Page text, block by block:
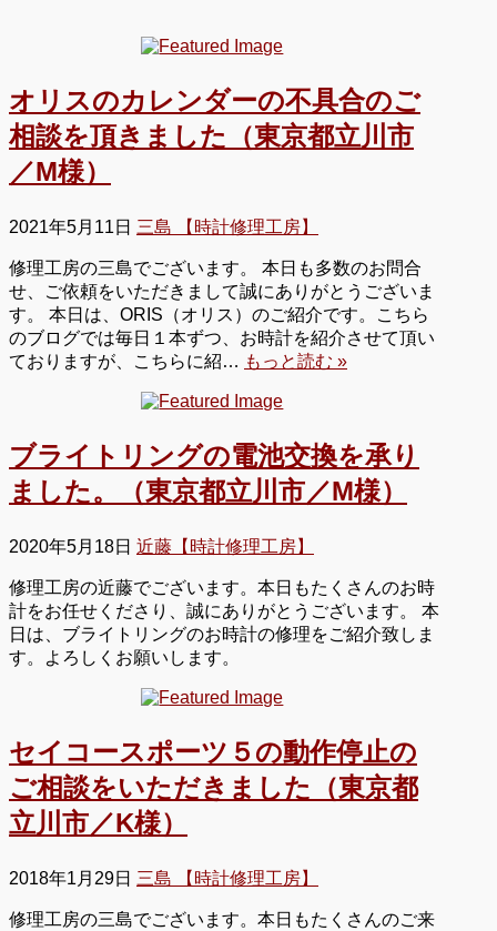
オリスのカレンダーの不具合のご
相談を頂きました（東京都立川市
／M様）
2021年5月11日 三島 【時計修理工房】
修理工房の三島でございます。 本日も多数のお問合
せ、ご依頼をいただきまして誠にありがとうございま
す。 本日は、ORIS（オリス）のご紹介です。こちら
のブログでは毎日１本ずつ、お時計を紹介させて頂い
ておりますが、こちらに紹… もっと読む »
ブライトリングの電池交換を承り
ました。（東京都立川市／M様）
2020年5月18日 近藤【時計修理工房】
修理工房の近藤でございます。本日もたくさんのお時
計をお任せくださり、誠にありがとうございます。 本
日は、ブライトリングのお時計の修理をご紹介致しま
す。よろしくお願いします。
セイコースポーツ５の動作停止の
ご相談をいただきました（東京都
立川市／K様）
2018年1月29日 三島 【時計修理工房】
修理工房の三島でございます。本日もたくさんのご来